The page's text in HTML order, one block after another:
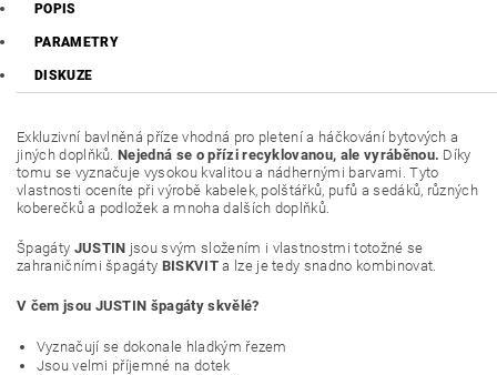
POPIS
PARAMETRY
DISKUZE
Exkluzivní bavlněná příze vhodná pro pletení a háčkování bytových a
jiných doplňků.Nejedná se o přízi recyklovanou, ale vyráběnou. Díky
tomu se vyznačuje vysokou kvalitou a nádhernými barvami. Tyto
vlastnosti oceníte při výrobě kabelek, polštářků, pufů a sedáků, různých
koberečků a podložek a mnoha dalších doplňků.
Špagáty JUSTIN jsou svým složením i vlastnostmi totožné se
zahraničními špagáty BISKVITa lze je tedy snadno kombinovat.
V čem jsou JUSTIN špagáty skvělé?
Vyznačují se dokonale hladkým řezem
Jsou velmi příjemné na dotek